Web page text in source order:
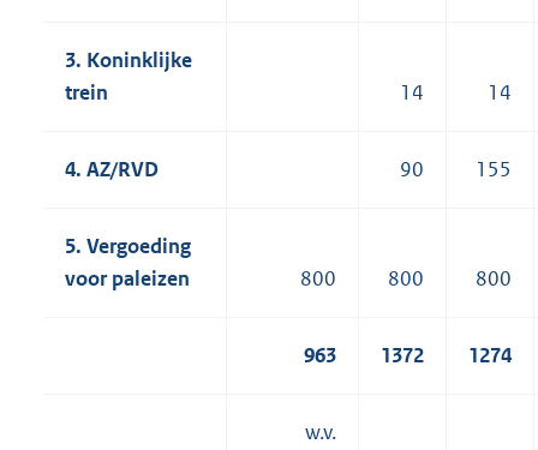
3. Koninklijke
trein
14 14
4. AZ/RVD 90 155
5. Vergoeding
voor paleizen
800 800 800
963 1372 1274
w.v.